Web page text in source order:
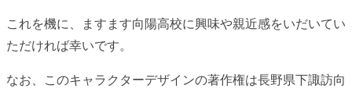
これを機に、ますます向陽高校に興味や親近感をいだいてい
ただければ幸いです。
なお、このキャラクターデザインの著作権は長野県下諏訪向